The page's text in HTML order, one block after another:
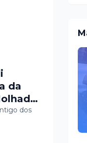
a
e os
de
da
por
dos